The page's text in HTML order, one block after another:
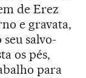
de Erez
e gravata,
salvo-
os pés,
para